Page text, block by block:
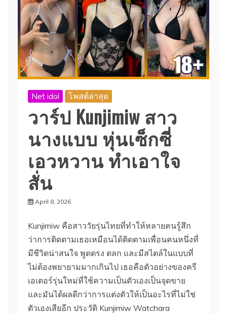
Net idol โพสต์ล่าสุด
วาร์ป Kunjimiw สาว
นางแบบ หุ่นเซ็กซี่
เอวหวาน ทำเอาใจ
สั่น
April 8, 2026
Kunjimiw คือสาววัยรุ่นไทยที่ทำให้หลายคนรู้สึก
ว่าการติดตามเธอเหมือนได้ติดตามเพื่อนคนหนึ่งที่
มีชีวิตน่าสนใจ พูดตรง ตลก และมีสไตล์ในแบบที่
ไม่ต้องพยายามมากเกินไป เธอคือตัวอย่างของครี
เอเตอร์รุ่นใหม่ที่ใช้ความเป็นตัวเองเป็นจุดขาย
และมันได้ผลดีกว่าการแต่งตัวให้เป็นอะไรที่ไม่ใช่
ตัวเองเสียอีก ประวัติ Kunjimiw Watchara